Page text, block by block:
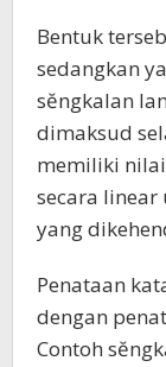
Bentuk
sedangkan
sĕngkalan
dimaksud
memiliki
secara
yang
Penataan
dengan
Contoh